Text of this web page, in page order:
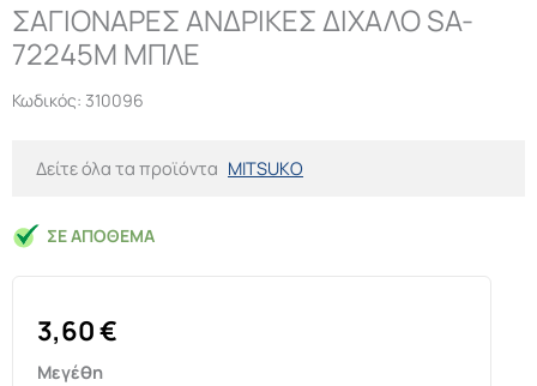
ΣΑΓΙΟΝΑΡΕΣ ΑΝΔΡΙΚΕΣ ΔΙΧΑΛΟ SA-
72245M ΜΠΛΕ
Κωδικός: 310096
Δείτε όλα τα προϊόντα MITSUKO
ΣΕ ΑΠΌΘΕΜΑ
3,60€
Μεγέθη